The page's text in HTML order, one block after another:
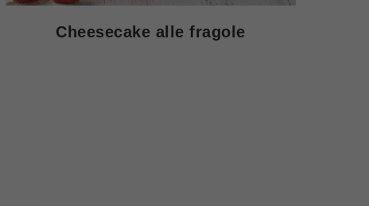
Cheesecake alle fragole